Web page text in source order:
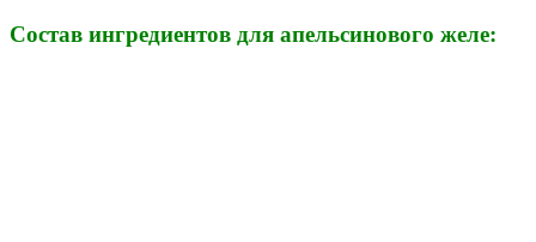
Состав ингредиентов для апельсинового желе: